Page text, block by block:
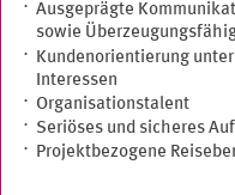
Ausgeprägte
sowie
Kundenorientierung
Interessen
Organisationstalent
Seriöses und sicheres
Projektbezogene